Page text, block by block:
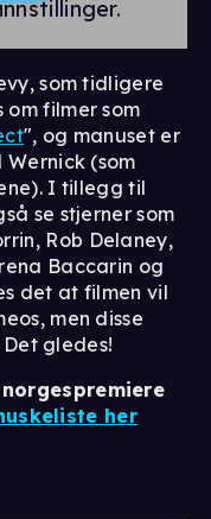
som tidligere
filmer som
", og manuset er
(som
I tillegg til
se stjerner som
Rob Delaney,
Baccarin og
det at filmen vil
men disse
gledes!
her